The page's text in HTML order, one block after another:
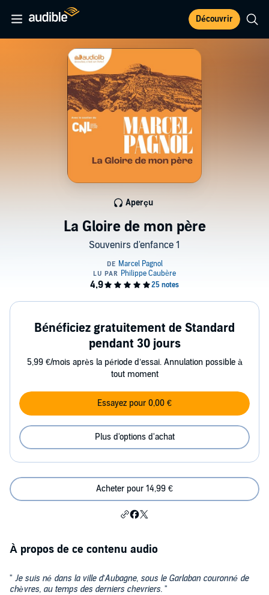
Découvrir
La Gloire de mon père
Souvenirs d'enfance 1
Aperçu
Bénéficiez gratuitement de Standard
pendant 30 jours
5,99 €/mois après la période d’essai. Annulation possible à
tout moment
Essayez pour 0,00 €
Plus d'options d'achat
Acheter pour 14,99 €
À propos de ce contenu audio
" Je suis né dans la ville d’Aubagne, sous le Garlaban couronné de
chèvres, au temps des derniers chevriers. "